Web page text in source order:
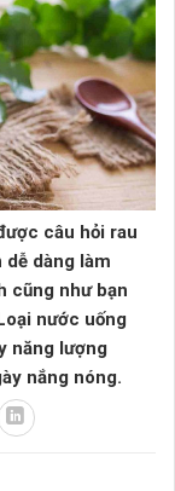
câu hỏi rau
dàng làm
cũng như bạn
nước uống
năng lượng
nắng nóng.